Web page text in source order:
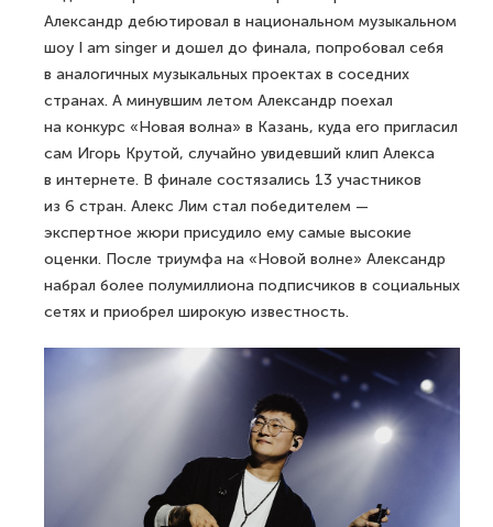
Александр дебютировал в национальном музыкальном
шоу I am singer и дошел до финала, попробовал себя
в аналогичных музыкальных проектах в соседних
странах. А минувшим летом Александр поехал
на конкурс «Новая волна» в Казань, куда его пригласил
сам Игорь Крутой, случайно увидевший клип Алекса
в интернете. В финале состязались 13 участников
из 6 стран. Алекс Лим стал победителем —
экспертное жюри присудило ему самые высокие
оценки. После триумфа на «Новой волне» Александр
набрал более полумиллиона подписчиков в социальных
сетях и приобрел широкую известность.